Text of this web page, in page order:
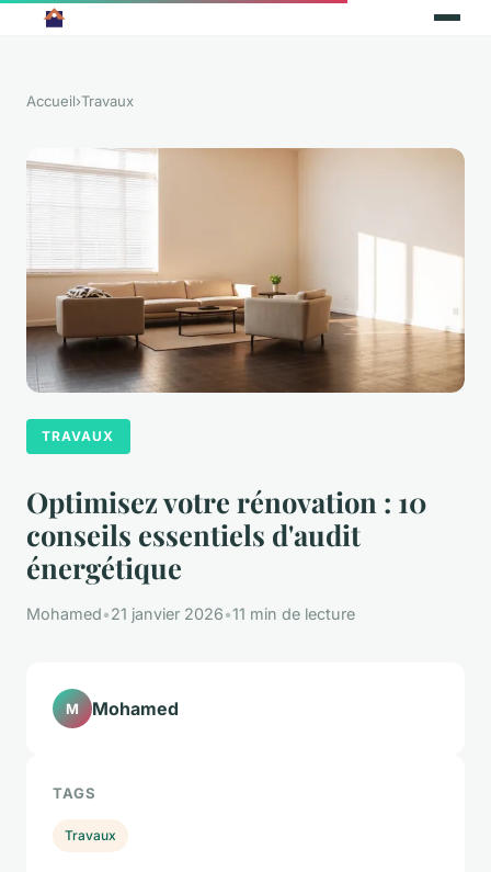
Accueil›Travaux
TRAVAUX
Optimisez votre rénovation : 10
conseils essentiels d'audit
énergétique
Mohamed•21 janvier 2026•11 min de lecture
M Mohamed
TAGS
Travaux